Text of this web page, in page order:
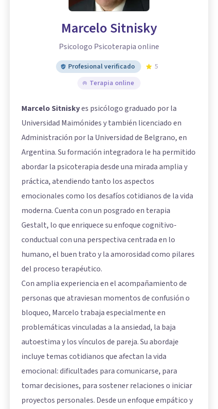
Marcelo Sitnisky
Psicologo Psicoterapia online
Profesional verificado
5
Terapia online
Marcelo Sitniskyes psicólogo graduado por la
Universidad Maimónides y también licenciado en
Administración por la Universidad de Belgrano, en
Argentina. Su formación integradora le ha permitido
abordar la psicoterapia desde una mirada amplia y
práctica, atendiendo tanto los aspectos
emocionales como los desafíos cotidianos de la vida
moderna. Cuenta con un posgrado en terapia
Gestalt, lo que enriquece su enfoque cognitivo-
conductual con una perspectiva centrada en lo
humano, el buen trato y la amorosidad como pilares
del proceso terapéutico.
Con amplia experiencia en el acompañamiento de
personas que atraviesan momentos de confusión o
bloqueo, Marcelo trabaja especialmente en
problemáticas vinculadas a la ansiedad, la baja
autoestima y los vínculos de pareja. Su abordaje
incluye temas cotidianos que afectan la vida
emocional: dificultades para comunicarse, para
tomar decisiones, para sostener relaciones o iniciar
proyectos personales. Desde un enfoque empático y